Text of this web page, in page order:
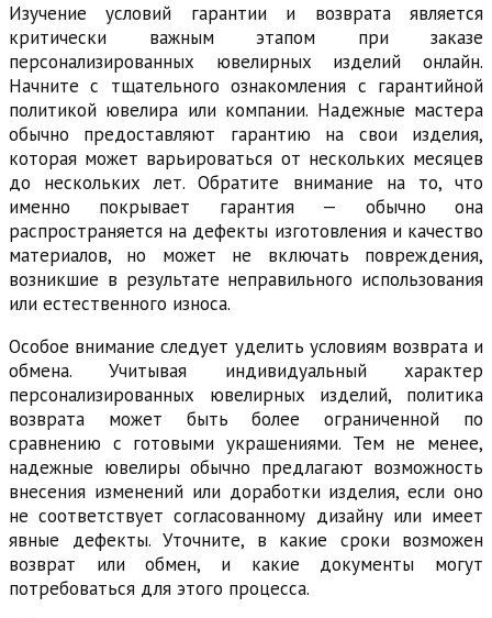
Изучение условий гарантии и возврата является
критически важным этапом при заказе
персонализированных ювелирных изделий онлайн.
Начните с тщательного ознакомления с гарантийной
политикой ювелира или компании. Надежные мастера
обычно предоставляют гарантию на свои изделия,
которая может варьироваться от нескольких месяцев
до нескольких лет. Обратите внимание на то, что
именно покрывает гарантия — обычно она
распространяется на дефекты изготовления и качество
материалов, но может не включать повреждения,
возникшие в результате неправильного использования
или естественного износа.
Особое внимание следует уделить условиям возврата и
обмена. Учитывая индивидуальный характер
персонализированных ювелирных изделий, политика
возврата может быть более ограниченной по
сравнению с готовыми украшениями. Тем не менее,
надежные ювелиры обычно предлагают возможность
внесения изменений или доработки изделия, если оно
не соответствует согласованному дизайну или имеет
явные дефекты. Уточните, в какие сроки возможен
возврат или обмен, и какие документы могут
потребоваться для этого процесса.